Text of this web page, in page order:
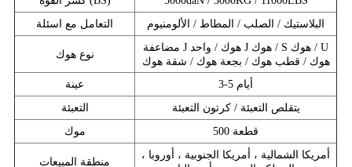
التعامل مع اسئلة
البلاستيك / الصلب / المطاط / الألومنيوم
نوع هوك
مضاعفة J هوك / واحد J هوك / S هوك / U
هوك / قطب هوك / بجعة هوك / شقة هوك
عينة
3-5 أيام
التعبئة
يتقلص التعبئة / كرتون التعبئة
موك
500 قطعة
منطقة المبيعات
أمريكا الشمالية ، أمريكا الجنوبية ، أوروبا ،